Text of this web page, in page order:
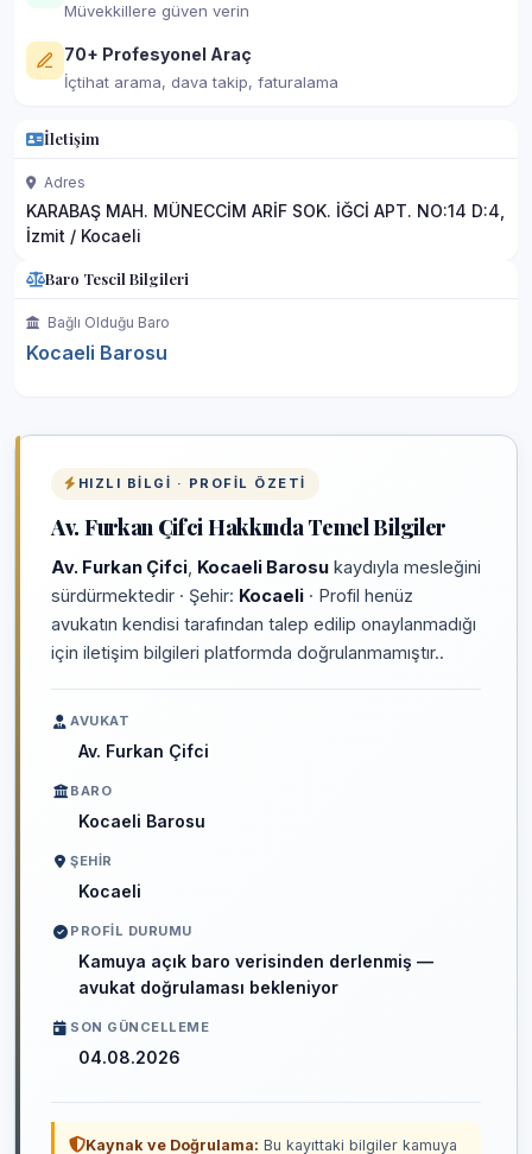
Müvekkillere güven verin
70+ Profesyonel Araç
İçtihat arama, dava takip, faturalama
İletişim
Adres
KARABAŞ MAH. MÜNECCİM ARİF SOK. İĞCİ APT. NO:14 D:4,
İzmit / Kocaeli
Baro Tescil Bilgileri
Bağlı Olduğu Baro
Kocaeli Barosu
HIZLI BILGI · PROFIL ÖZETI
Av. Furkan Çifci Hakkında Temel Bilgiler
Av. Furkan Çifci Kocaeli Barosu kaydıyla mesleğini
sürdürmektedir · Şehir: Kocaeli · Profil henüz
avukatın kendisi tarafından talep edilip onaylanmadığı
için iletişim bilgileri platformda doğrulanmamıştır..
AVUKAT
Av. Furkan Çifci
BARO
Kocaeli Barosu
ŞEHIR
Kocaeli
PROFIL DURUMU
Kamuya açık baro verisinden derlenmiş —
avukat doğrulaması bekleniyor
SON GÜNCELLEME
04.08.2026
Kaynak ve Doğrulama: Bu kayıttaki bilgiler kamuya